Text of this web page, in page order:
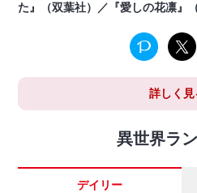
た』（双葉社）／『愛しの花凛』
詳しく
異世界ラ
デイリー